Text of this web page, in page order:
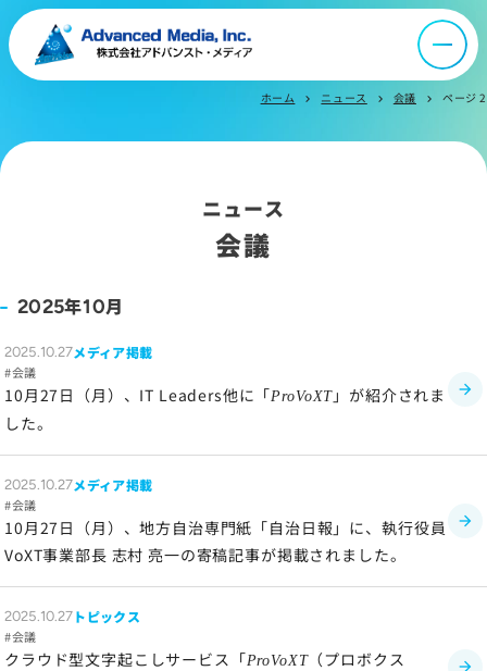
ニュース
採用情報
よくあるご質問
お問い合わせ
サイトのご利用について
ソーシャルメディアポリシー
プライバシーポリシー
情報セキュリティポリシー
労働者派遣事業に関わる情報
メールマガジン
ホーム chevron_right ニュース chevron_right 会議 chevron_right ページ 2
ニュース
会議
2025年10月
2025.10.27メディア掲載
会議
10月27日（月）、IT Leaders他に「ProVoXT 」が紹介されま
した。
2025.10.27メディア掲載
会議
10月27日（月）、地方自治専門紙「自治日報」に、執行役員
VoXT事業部長 志村 亮一の寄稿記事が掲載されました。
2025.10.27 トピックス
会議
クラウド型文字起こしサービス「ProVoXT（プロボクス